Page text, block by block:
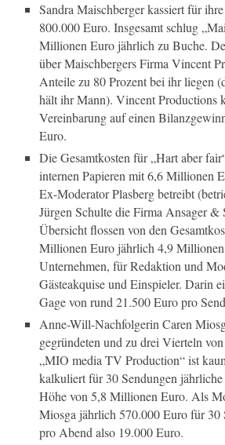
Sandra Maischberger kassiert für
800.000 Euro. Insgesamt schlug
Millionen Euro jährlich zu Buche.
über Maischbergers Firma Vincent
Anteile zu 80 Prozent bei ihr liegen
hält ihr Mann). Vincent Productions
Vereinbarung auf einen
Euro.
Die Gesamtkosten für „Hart aber
internen Papieren mit 6,6 Millionen
Ex-Moderator Plasberg betreibt
Jürgen Schulte die Firma Ansager &
Übersicht flossen von den
Millionen Euro jährlich 4,9 Millionen
Unternehmen, für Redaktion und
Gästeakquise und Einspieler. Darin
Gage von rund 21.500 Euro pro
Anne-Will-Nachfolgerin Caren
gegründeten und zu drei Vierteln
„MIO media TV Production“ ist
kalkuliert für 30 Sendungen
Höhe von 5,8 Millionen Euro. Als
Miosga jährlich 570.000 Euro für 30
pro Abend also 19.000 Euro.